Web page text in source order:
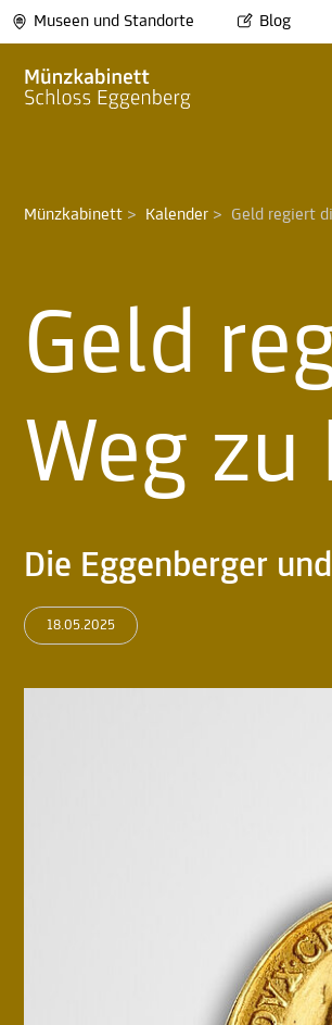
Museen und Standorte Blog
Münzkabinett > Kalender > Geld regiert
Geld
Weg
Die Eggenberger
18.05.2025